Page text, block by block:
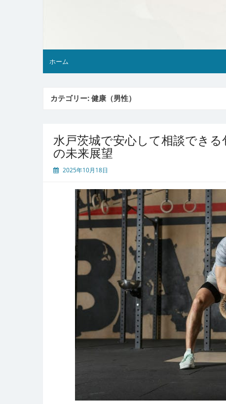
ホーム
カテゴリー:健康（男性）
水戸茨城で安心して相談でき
の未来展望
2025年10月18日